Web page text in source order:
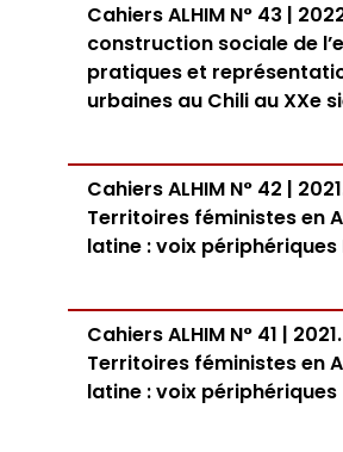
Cahiers ALHIM N° 43 |
construction sociale de
pratiques et
urbaines au Chili au XXe
Cahiers ALHIM N° 42 |
Territoires féministes en
latine : voix périphériques
Cahiers ALHIM N° 41 | 2021.
Territoires féministes en
latine : voix périphériques